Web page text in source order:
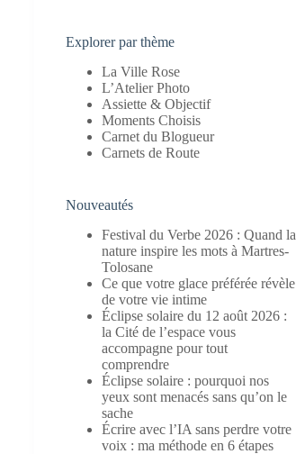
Explorer par thème
La Ville Rose
L’Atelier Photo
Assiette & Objectif
Moments Choisis
Carnet du Blogueur
Carnets de Route
Nouveautés
Festival du Verbe 2026 : Quand la
nature inspire les mots à Martres-
Tolosane
Ce que votre glace préférée révèle
de votre vie intime
Éclipse solaire du 12 août 2026 :
la Cité de l’espace vous
accompagne pour tout
comprendre
Éclipse solaire : pourquoi nos
yeux sont menacés sans qu’on le
sache
Écrire avec l’IA sans perdre votre
voix : ma méthode en 6 étapes